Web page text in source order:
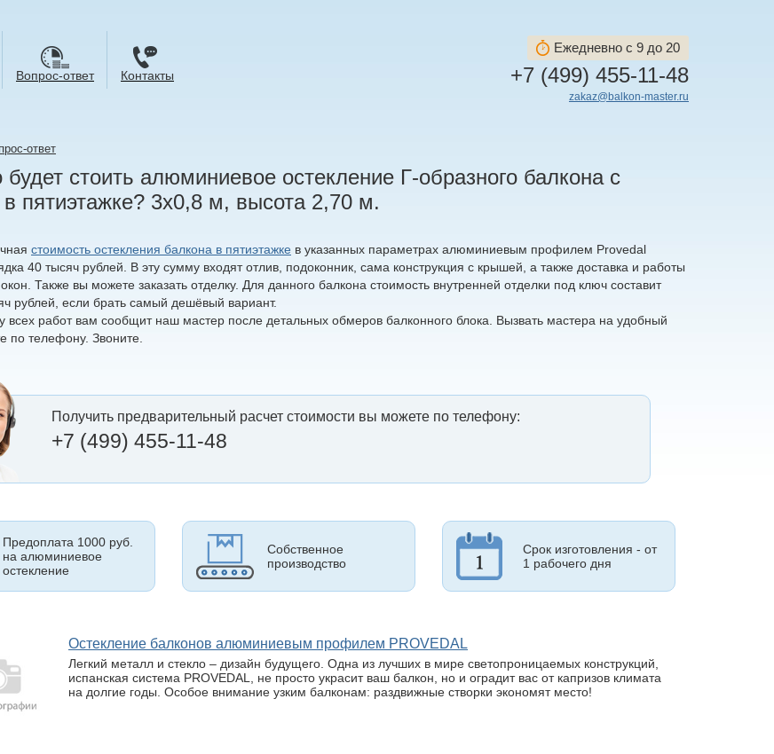
Вопрос-ответ Контакты
Ежедневно с 9 до 20
+7 (499) 455-11-48
zakaz@balkon-master.ru
ответ
будет стоить алюминиевое остекление Г-образного балкона с
пятиэтажке? 3х0,8 м, высота 2,70 м.
стоимость остекления балкона в пятиэтажке в указанных параметрах алюминиевым профилем Provedal
40 тысяч рублей. В эту сумму входят отлив, подоконник, сама конструкция с крышей, а также доставка и работы
Также вы можете заказать отделку. Для данного балкона стоимость внутренней отделки под ключ составит
рублей, если брать самый дешёвый вариант.
всех работ вам сообщит наш мастер после детальных обмеров балконного блока. Вызвать мастера на удобный
по телефону. Звоните.
Получить предварительный расчет стоимости вы можете по телефону:
+7 (499) 455-11-48
Предоплата 1000 руб.
на алюминиевое
остекление
Собственное
производство
Срок изготовления - от
1 рабочего дня
Остекление балконов алюминиевым профилем PROVEDAL
Легкий металл и стекло – дизайн будущего. Одна из лучших в мире светопроницаемых конструкций,
испанская система PROVEDAL, не просто украсит ваш балкон, но и оградит вас от капризов климата
на долгие годы. Особое внимание узким балконам: раздвижные створки экономят место!